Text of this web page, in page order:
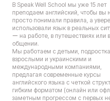
В Speak Well School мы уже 15 лет
преподаем английский, чтобы вы
просто понимали правила, а
использовали язык в реальных
ー на работе, в путешествиях или
общении.
Мы работаем с детьми,
взрослыми и украинскими и
международными компаниями,
предлагая современные курсы
английского языка с четкой
гибким форматом (онлайн или
заметным прогрессом с первых